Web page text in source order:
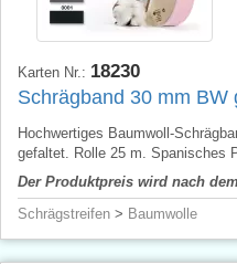
Karten Nr.: 18230
Schrägband 30 mm BW
Hochwertiges Baumwoll-
gefaltet. Rolle 25 m. Spanisches
Der Produktpreis wird nach
Schrägstreifen > Baumwolle